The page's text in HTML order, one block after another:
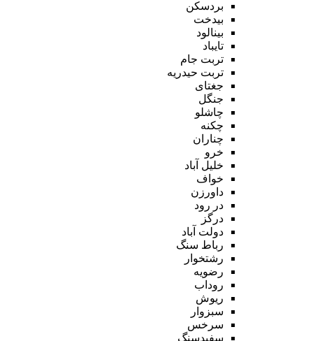
بردسکن
بیدخت
بینالود
تایباد
تربت جام
تربت حیدریه
جغتای
جنگل
چاشلو
چکنه
چناران
خرو
خلیل آباد
خواف
داورزن
در رود
درگز
دولت آباد
رباط سنگ
رشتخوار
رضویه
روداب
ریوش
سبزوار
سرخس
سفیدسنگ